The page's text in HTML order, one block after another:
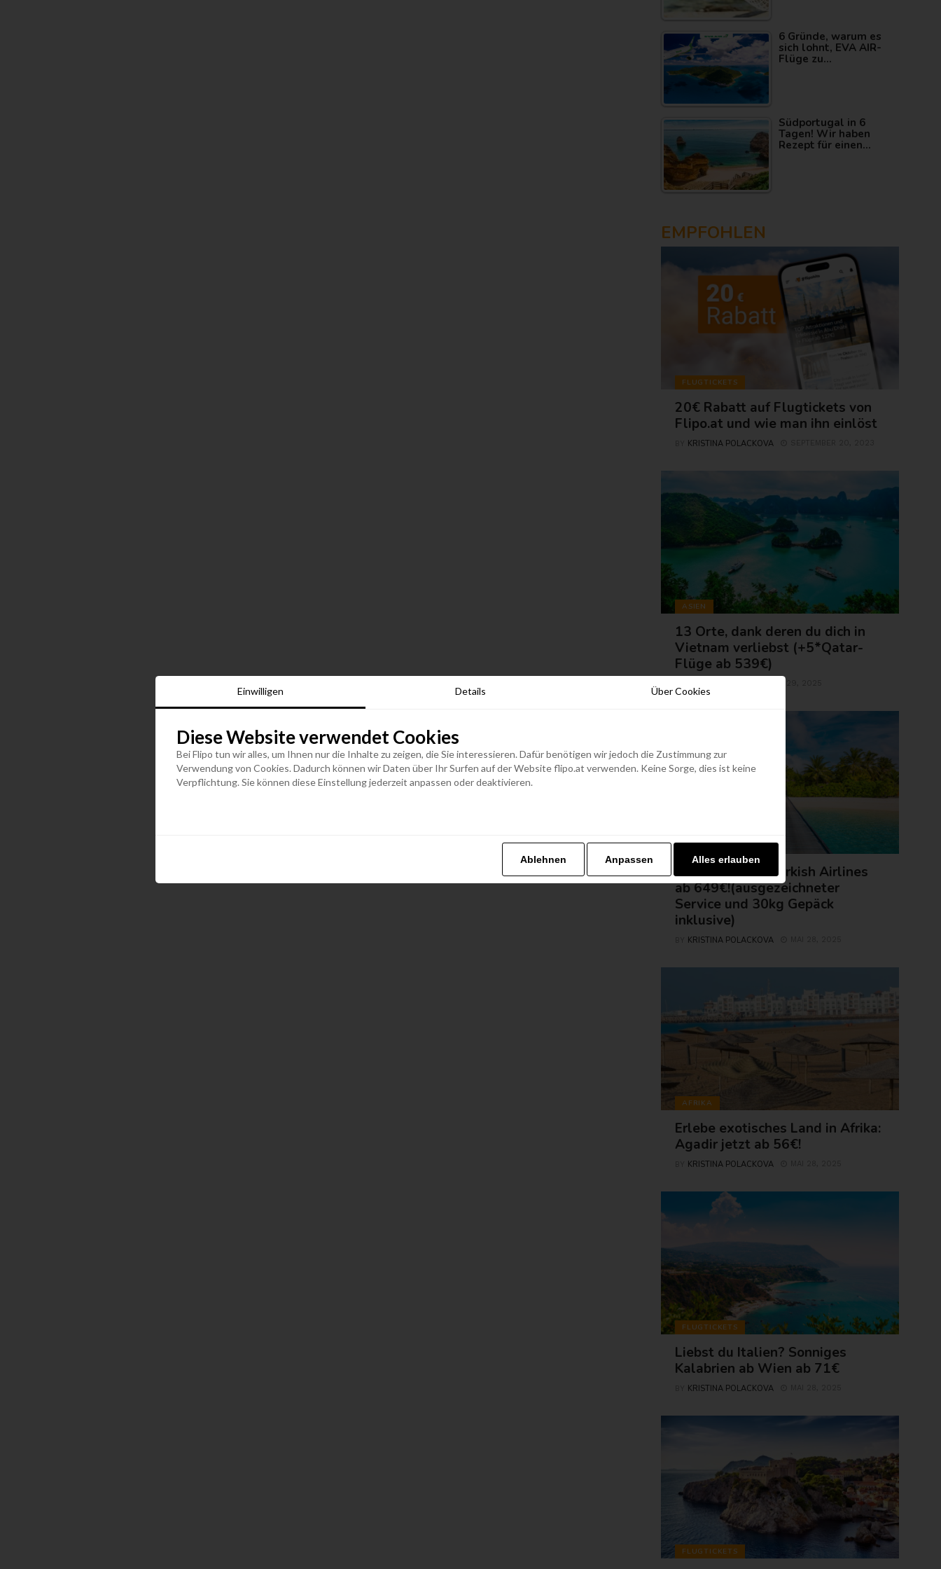
6 Gründe, warum es
sich lohnt, EVA AIR-
Flüge zu…
Südportugal in 6
Tagen! Wir haben
Rezept für einen…
EMPFOHLEN
FLUGTICKETS
20€ Rabatt auf Flugtickets von
Flipo.at und wie man ihn einlöst
KRISTINA POLACKOVA
ASIEN
13 Orte, dank deren du dich in
Vietnam verliebst (+5*Qatar-
Flüge ab 539€)
FLUGTICKETS
Malediven mit Turkish Airlines
ab 649€!(ausgezeichneter
Service und 30kg Gepäck
inklusive)
KRISTINA POLACKOVA
AFRIKA
Erlebe exotisches Land in Afrika:
Agadir jetzt ab 56€!
KRISTINA POLACKOVA
FLUGTICKETS
Liebst du Italien? Sonniges
Kalabrien ab Wien ab 71€
KRISTINA POLACKOVA
FLUGTICKETS
Einwilligen Details Über Cookies
Diese Website verwendet Cookies
Bei Flipo tun wir alles, um Ihnen nur die Inhalte zu zeigen, die Sie interessieren. Dafür benötigen wir jedoch die Zustimmung zur
Verwendung von Cookies. Dadurch können wir Daten über Ihr Surfen auf der Website flipo.at verwenden. Keine Sorge, dies ist keine
Verpflichtung. Sie können diese Einstellung jederzeit anpassen oder deaktivieren.
Ablehnen Anpassen Alles erlauben